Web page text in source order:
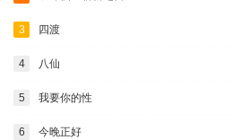
3 四渡
4 八仙
5 我要你的性
6 今晚正好